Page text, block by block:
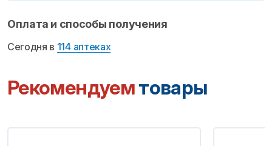
Оплата и способы получения
Сегодня в 114 аптеках
Рекомендуемтовары